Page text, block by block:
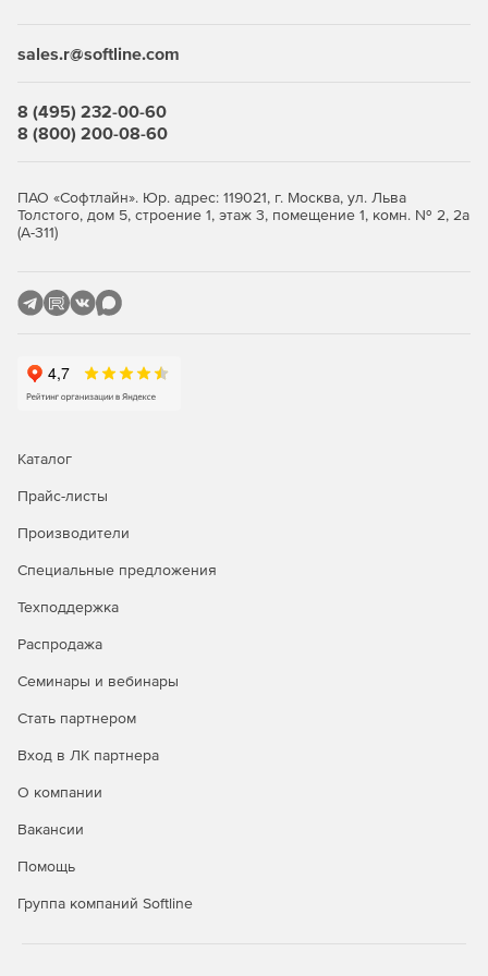
sales.r@softline.com
8 (495) 232-00-60
8 (800) 200-08-60
ПАО «Софтлайн». Юр. адрес: 119021, г. Москва, ул. Льва
Толстого, дом 5, строение 1, этаж 3, помещение 1, комн. № 2, 2а
(А-311)
Каталог
Прайс-листы
Производители
Специальные предложения
Техподдержка
Распродажа
Семинары и вебинары
Стать партнером
Вход в ЛК партнера
О компании
Вакансии
Помощь
Группа компаний Softline